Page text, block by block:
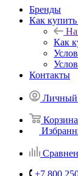
Бренды
Как купить
Как
Контакты
Личный
Корзина
+7 800